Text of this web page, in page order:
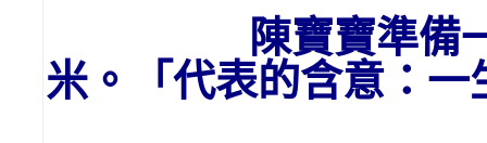
陳寶寶準備
米。「代表的含意：